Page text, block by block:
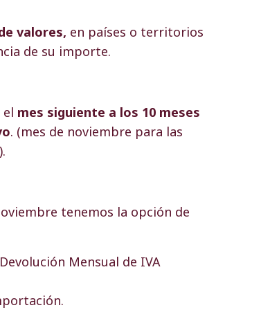
valores, en países o territorios
de su importe.
mes siguiente a los 10 meses
. (mes de noviembre para las
tenemos la opción de
Mensual de IVA
.